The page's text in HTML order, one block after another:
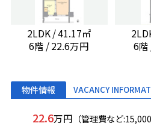
2LDK / 41.17㎡
6階 / 22.6万円
6階
物件情報 VACANCY
22.6万円 （管理費など:15,000